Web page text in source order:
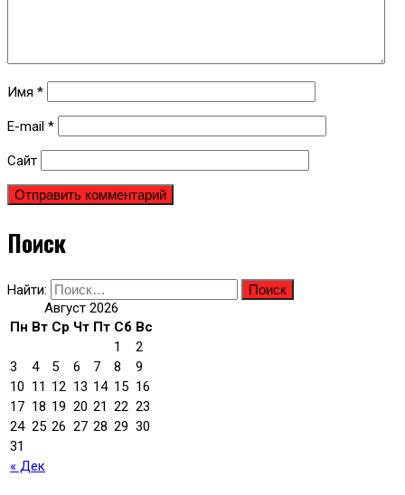
Имя *
E-mail *
Сайт
Поиск
Найти:
Август 2026
Пн Вт Ср Чт Пт Сб Вс
« Дек
1
2
3
4 5 6 7 8
9
10 11 12 13 14 15 16
17 18 19 20 21 22 23
24 25 26 27 28 29 30
31